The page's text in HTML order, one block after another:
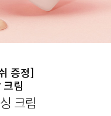
증정]
크림
크림